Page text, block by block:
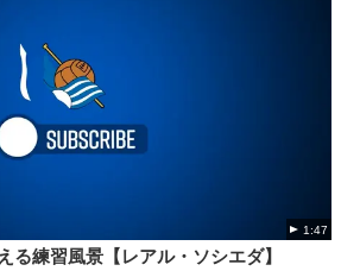
1:47
る練習風景【レアル・ソシエダ】